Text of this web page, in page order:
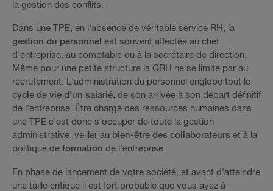
la gestion des conflits.
Dans une TPE, en l'absence de véritable service RH, la
gestion du personnel est souvent affectée au chef
d'entreprise, au comptable ou à la secrétaire de direction.
Même pour une petite structure la GRH ne se limite par au
recrutement. L'administration du personnel englobe tout le
cycle de vie d'un salarié, de son arrivée à son départ définitif
de l'entreprise. Être chargé des ressources humaines dans
une TPE c'est donc s'occuper de toute la gestion
administrative, veiller au bien-être des collaborateurs et à la
politique de formation de l'entreprise.
En phase de lancement de votre société, et avant d'atteindre
une taille critique il est fort probable que vous ayez à